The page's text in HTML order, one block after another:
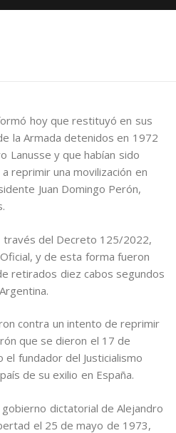
hoy que restituyó en sus
la Armada detenidos en 1972
Lanusse y que habían sido
reprimir una movilización en
Juan Domingo Perón,
través del Decreto 125/2022,
y de esta forma fueron
retirados diez cabos segundos
contra un intento de reprimir
que se dieron el 17 de
fundador del Justicialismo
de su exilio en España.
dictatorial de Alejandro
el 25 de mayo de 1973,